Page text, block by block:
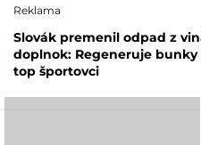
Reklama
Slovák premenil odpad z
doplnok: Regeneruje
top športovci